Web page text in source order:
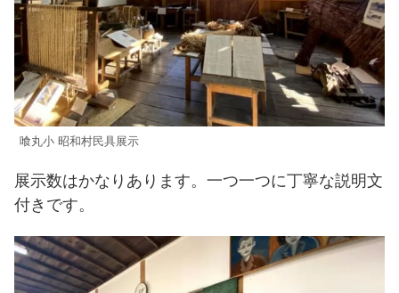
喰丸小 昭和村民具展示
展示数はかなりあります。一つ一つに丁寧な説明文
付きです。